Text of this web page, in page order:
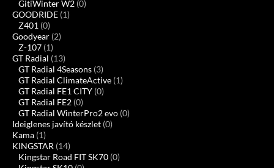
GitiWinter W2 (0)
GOODRIDE (1)
Z401 (0)
Goodyear (2)
Z-107 (1)
GT Radial (13)
GT Radial 4Seasons (3)
GT Radial ClimateActive (1)
GT Radial FE1 CITY (0)
GT Radial FE2 (0)
GT Radial WinterPro2 evo (0)
Ideiglenes javító készlet (0)
Kama (1)
KINGSTAR (14)
Kingstar Road FIT SK70 (0)